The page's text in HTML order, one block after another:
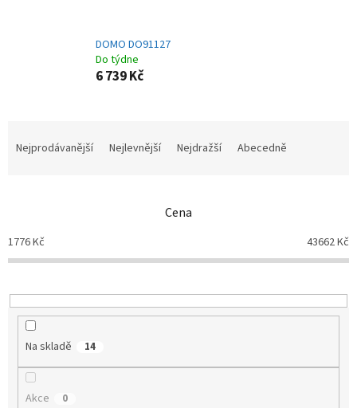
DOMO DO91127
Do týdne
6 739 Kč
p
r
o
u
Nejprodávanější Nejlevnější Nejdražší Abecedně
Cena
1776Kč 43662Kč
Na skladě 14
Akce 0